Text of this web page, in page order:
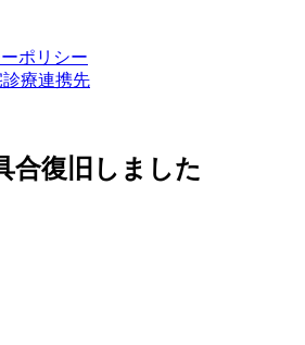
ポリシー
療連携先
合復旧しました